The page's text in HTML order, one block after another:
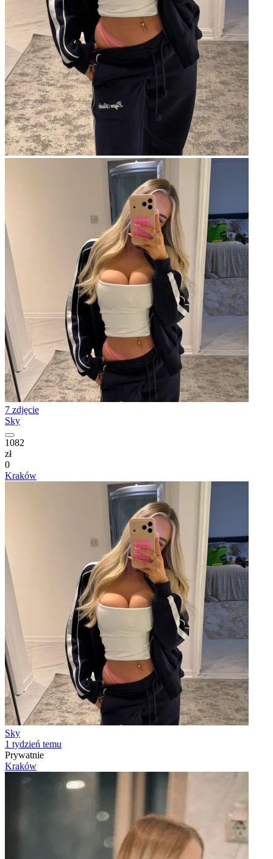
7 zdjęcie
Sky
1082
zł
0
Kraków
Sky
1 tydzień temu
Prywatnie
Kraków